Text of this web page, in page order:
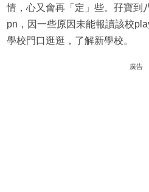
情，心又會再「定」些。孖寶到
pn，因一些原因未能報讀該校
學校門口逛逛，了解新學校。
廣告